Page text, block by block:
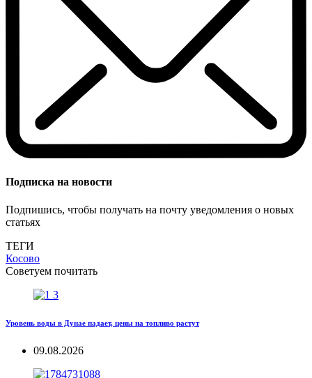
Подписка на новости
Подпишись, чтобы получать на почту уведомления о новых
статьях
ТЕГИ
Косово
Советуем почитать
Уровень воды в Дунае падает, цены на топливо растут
09.08.2026